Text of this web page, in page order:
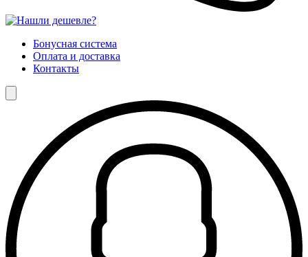
Бонусная система
Оплата и доставка
Контакты